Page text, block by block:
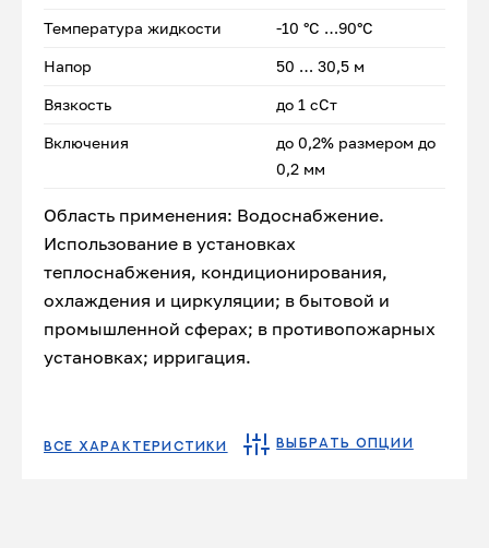
Температура жидкости -10 °C …90°C
Напор 50 … 30,5 м
Вязкость до 1 сСт
Включения
до 0,2% размером до
0,2 мм
Область применения: Водоснабжение.
Использование в установках
теплоснабжения, кондиционирования,
охлаждения и циркуляции; в бытовой и
промышленной сферах; в противопожарных
установках; ирригация.
ВСЕ ХАРАКТЕРИСТИКИ ВЫБРАТЬ ОПЦИИ